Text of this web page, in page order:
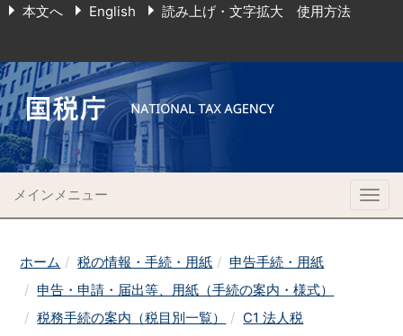
本文へ English 読み上げ・文字拡大 使用方法
メインメニュー
ホーム 税の情報・手続・用紙
申告手続・用紙
申告・申請・届出等、用紙（手続の案内・様式）
税務手続の案内（税目別一覧）
C1 法人税